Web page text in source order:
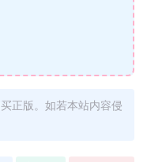
正版。如若本站内容侵